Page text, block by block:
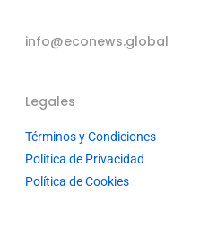
info@econews.global
Legales
Términos y Condiciones
Política de Privacidad
Política de Cookies